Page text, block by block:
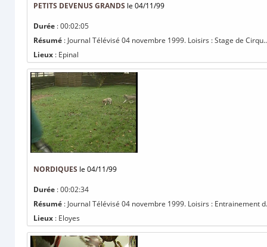
PETITS DEVENUS GRANDS le 04/11/99
Durée : 00:02:05
Résumé : Journal Télévisé 04 novembre 1999. Loisirs : Stage de
Lieux : Epinal
NORDIQUES le 04/11/99
Durée : 00:02:34
Résumé : Journal Télévisé 04 novembre 1999. Loisirs : Entrainement
Lieux : Eloyes